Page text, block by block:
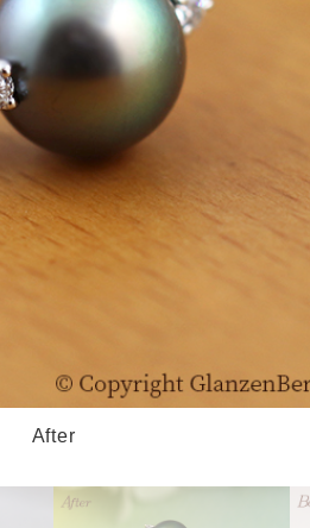
After